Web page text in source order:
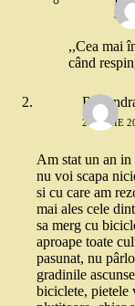
3
,,Cea mai
când
26 IUNIE
Am stat un an in
nu voi scapa
si cu care am
mai ales cele
sa merg cu
aproape toate
pasunat, nu
gradinile
biciclete, pietele